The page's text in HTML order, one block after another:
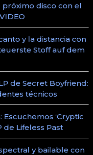
disco con el
y la distancia con
Stoff auf dem
de Secret Boyfriend:
técnicos
‘Cryptic
de Lifeless Past
y bailable con